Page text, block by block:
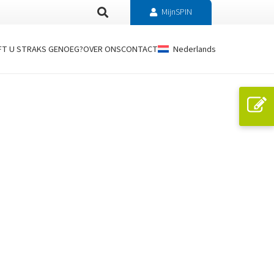
MijnSPIN
U STRAKS GENOEG?OVER ONSCONTACT Nederlands